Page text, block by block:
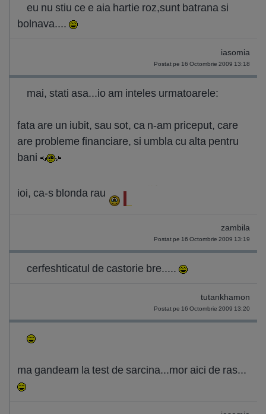
eu nu stiu ce e aia hartie roz,sunt batrana si
bolnava....
iasomia
Postat pe 16 Octombrie 2009 13:18
mai, stati asa...io am inteles urmatoarele:
fata are un iubit, sau sot, ca n-am priceput, care
are probleme financiare, si umbla cu alta pentru
bani
ioi, ca-s blonda rau
zambila
Postat pe 16 Octombrie 2009 13:19
cerfeshticatul de castorie bre.....
tutankhamon
Postat pe 16 Octombrie 2009 13:20
ma gandeam la test de sarcina...mor aici de ras...